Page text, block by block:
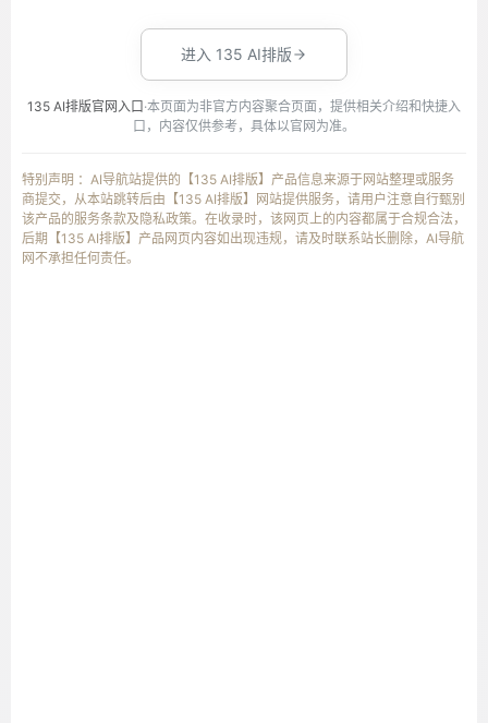
进入 135 AI排版
135 AI排版官网入口 ·本页面为非官方内容聚合页面，提供相关介绍和快捷入
口，内容仅供参考，具体以官网为准。
特别声明 ：AI导航站提供的【135 AI排版】产品信息来源于网站整理或服务
商提交，从本站跳转后由【135 AI排版】网站提供服务，请用户注意自行甄别
该产品的服务条款及隐私政策。在收录时，该网页上的内容都属于合规合法，
后期【135 AI排版】产品网页内容如出现违规，请及时联系站长删除，AI导航
网不承担任何责任。